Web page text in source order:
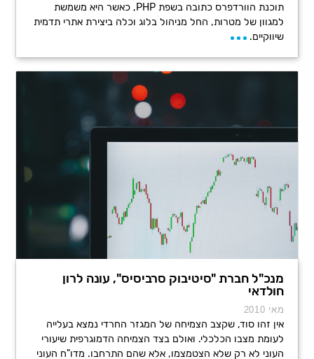
תוכנת הוורדפרס כתובה בשפת PHP, כאשר היא משמשת
למגוון של מטרות, החל מניהול בלוג וכלה ביצירת אתרי תדמית
שיווקיים.
מנכ"ל חברת "סיטיבוק סרביסיס", עונה לרון
חולדאי
מאי 2010
אין זהו סוד, שקצב הצמיחה של המגזר החרדי נמצא בעלייה
לעומת מצבו הכלכלי. ואולם בצד הצמיחה הדמוגרפית שיעורי
העוני לא רק שלא הצטמצמו, אלא שהם התרחבו. מדו"ח העוני